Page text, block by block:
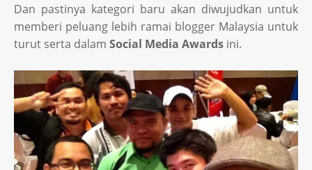
Dan pastinya kategori baru akan diwujudkan untuk
memberi peluang lebih ramai blogger Malaysia untuk
turut serta dalam Social Media Awards ini.